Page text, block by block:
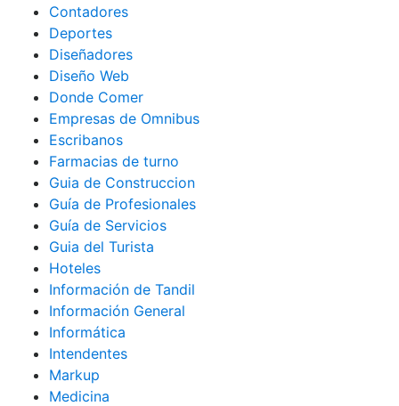
Contadores
Deportes
Diseñadores
Diseño Web
Donde Comer
Empresas de Omnibus
Escribanos
Farmacias de turno
Guia de Construccion
Guía de Profesionales
Guía de Servicios
Guia del Turista
Hoteles
Información de Tandil
Información General
Informática
Intendentes
Markup
Medicina